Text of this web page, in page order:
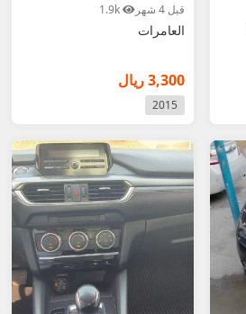
قبل 4 شهر
العامرات
3,300 ريال
2015